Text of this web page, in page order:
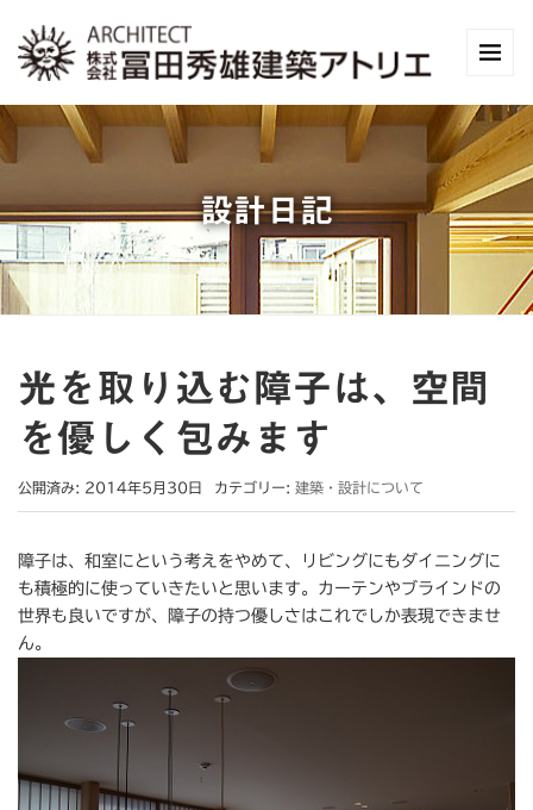
設計日記
光を取り込む障子は、空間
を優しく包みます
公開済み: 2014年5月30日 カテゴリー: 建築・設計について
障子は、和室にという考えをやめて、リビングにもダイニングに
も積極的に使っていきたいと思います。カーテンやブラインドの
世界も良いですが、障子の持つ優しさはこれでしか表現できませ
ん。